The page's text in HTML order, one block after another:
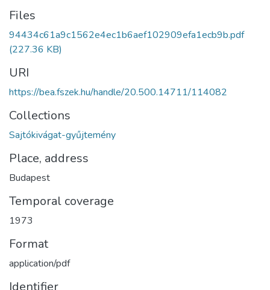
Files
94434c61a9c1562e4ec1b6aef102909efa1ecb9b.pdf
(227.36 KB)
URI
https://bea.fszek.hu/handle/20.500.14711/114082
Collections
Sajtókivágat-gyűjtemény
Place, address
Budapest
Temporal coverage
1973
Format
application/pdf